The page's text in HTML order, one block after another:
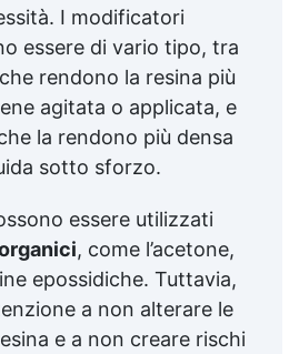
I modificatori
essere di vario tipo, tra
rendono la resina più
agitata o applicata, e
la rendono più densa
sotto sforzo.
essere utilizzati
, come l’acetone,
epossidiche. Tuttavia,
a non alterare le
e a non creare rischi